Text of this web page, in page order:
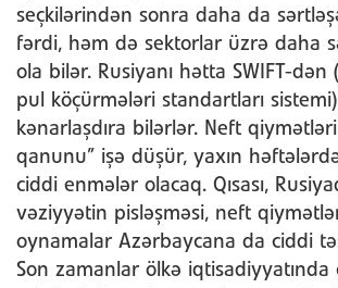
seçkilərindən sonra daha da
fərdi, həm də sektorlar üzrə daha
ola bilər. Rusiyanı hətta SWIFT-dən
pul köçürmələri standartları
kənarlaşdıra bilərlər. Neft
qanunu” işə düşür, yaxın
ciddi enmələr olacaq. Qısası,
vəziyyətin pisləşməsi, neft
oynamalar Azərbaycana da ciddi
Son zamanlar ölkə iqtisadiyyatında